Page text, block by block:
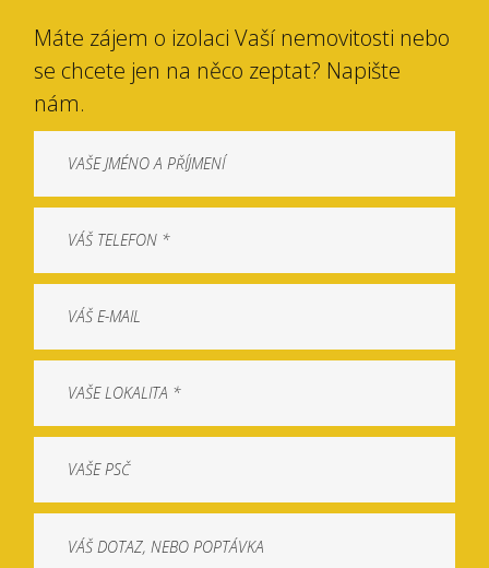
Máte zájem o izolaci Vaší nemovitosti nebo
se chcete jen na něco zeptat? Napište
nám.